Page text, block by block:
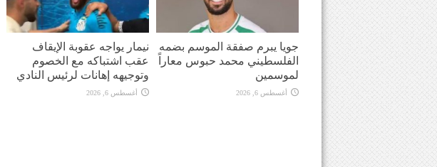
جويا يبرم صفقة الموسم بضمه
الفلسطيني محمد حبوس معاراً
لموسمين
أغسطس 6, 2026
نيمار يواجه عقوبة الإيقاف
عقب اشتباكه مع الخصوم
وتوجيهه إهانات لرئيس النادي
أغسطس 6, 2026